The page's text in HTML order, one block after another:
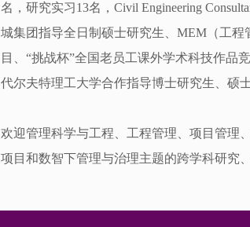
名，研究实习13名，Civil Engineering
城集团指导全日制硕士研究生、MEM（工
目、“挑战杯”全国老员工课外学术科技作品
代尔夫特理工大学合作指导博士研究生、硕士
欢迎管理科学与工程、工程管理、项目管理
项目和数智下管理与治理主题的跨学科研究